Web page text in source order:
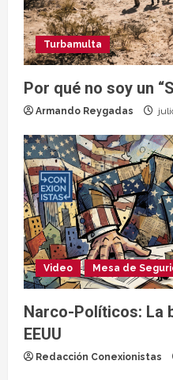
Turbamulta
Por qué no soy un
Armando Reygadas
Video Mesa de
Narco-Políticos: La
EEUU
Redacción Conexionistas